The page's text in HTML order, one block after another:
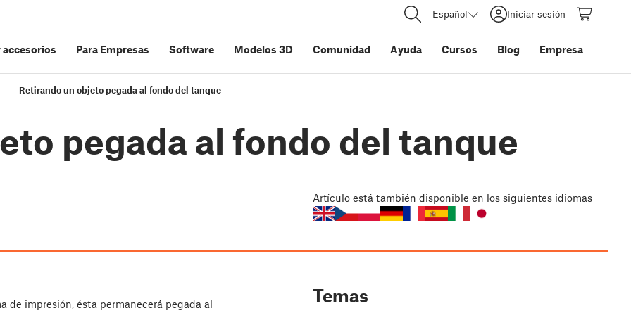
Español Iniciar sesión
accesorios Para Empresas Software Modelos 3D Comunidad Ayuda Cursos Blog Empresa
Retirando un objeto pegada al fondo del tanque
pegada al fondo del tanque
Artículo está también disponible en los siguientes idiomas
de impresión, ésta permanecerá pegada al Temas